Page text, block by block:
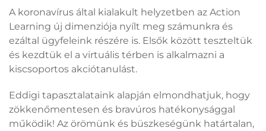
A koronavírus által kialakult helyzetben az Action
Learning új dimenziója nyílt meg számunkra és
ezáltal ügyfeleink részére is. Elsők között teszteltük
és kezdtük el a virtuális térben is alkalmazni a
kiscsoportos akciótanulást.
Eddigi tapasztalataink alapján elmondhatjuk, hogy
zökkenőmentesen és bravúros hatékonysággal
működik! Az örömünk és büszkeségünk határtalan,